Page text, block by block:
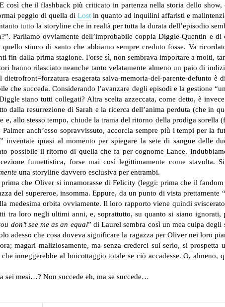
così che il flashback più criticato in partenza nella storia dello
peggio di quella di Lost in quanto ad inquilini affaristi e
tutto la storyline che in realtà per tutta la durata dell’episodio
Parliamo ovviamente dell’improbabile coppia Diggle-Quentin e di
stinco di santo che abbiamo sempre creduto fosse. Va
dalla prima stagione. Forse sì, non sembrava importare a molti,
hanno rilasciato neanche tanto velatamente almeno un paio di
esagerata salva-memoria-del-parente-defunto è
che succeda. Considerando l’avanzare degli episodi e la gestione
siano tutti collegati? Altra scelta azzeccata, come detto, è
dalla resurrezione di Sarah e la ricerca dell’anima perduta (che in
e, allo stesso tempo, chiude la trama del ritorno della prodiga sorella
anch’esso sopravvissuto, accorcia sempre più i tempi per la
quasi al momento per spiegare la sete di sangue delle
possibile il ritorno di quella che fa per cognome Lance.
fumettistica, forse mai così legittimamente come stavolta.
una storyline davvero esclusiva per entrambi.
che Oliver si innamorasse di Felicity (leggi: prima che il fandom
del supereroe, insomma. Eppure, da un punto di vista prettamente
medesima orbita ovviamente. Il loro rapporto viene quindi
tra loro negli ultimi anni, e, soprattutto, su quanto si siano ignorati,
don’t see me as an equal” di Laurel sembra così un mea culpa degli
adesso che cosa doveva significare la ragazza per Oliver nei loro
magari maliziosamente, ma senza crederci sul serio, si
inneggerebbe al boicottaggio totale se ciò accadesse. O, almeno,
sei mesi…? Non succede eh, ma se succede…